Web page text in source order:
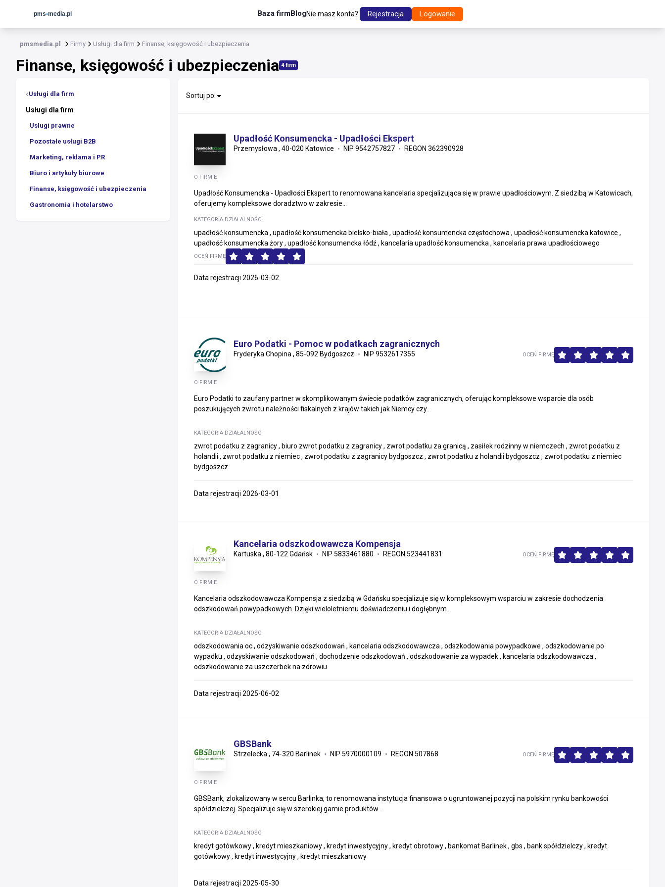
Baza firmBlogNie masz konta? Rejestracja Logowanie
pmsmedia.pl Firmy Usługi dla firm Finanse, księgowość i ubezpieczenia
Finanse, księgowość i ubezpieczenia 4 firm
Usługi dla firm
Usługi dla firm
Usługi prawne
Pozostałe usługi B2B
Marketing, reklama i PR
Biuro i artykuły biurowe
Finanse, księgowość i ubezpieczenia
Gastronomia i hotelarstwo
Sortuj po:
Upadłość Konsumencka - Upadłości Ekspert
Przemysłowa , 40-020 Katowice NIP 9542757827 REGON 362390928
O FIRMIE
Upadłość Konsumencka - Upadłości Ekspert to renomowana kancelaria specjalizująca się w prawie upadłościowym. Z siedzibą w Katowicach,
oferujemy kompleksowe doradztwo w zakresie...
KATEGORIA DZIAŁALNOŚCI
upadłość konsumencka , upadłość konsumencka bielsko-biała , upadłość konsumencka częstochowa , upadłość konsumencka katowice ,
upadłość konsumencka żory , upadłość konsumencka łódź , kancelaria upadłość konsumencka , kancelaria prawa upadłościowego
OCEŃ FIRMĘ
Data rejestracji 2026-03-02
Euro Podatki - Pomoc w podatkach zagranicznych
Fryderyka Chopina , 85-092 Bydgoszcz NIP 9532617355
O FIRMIE
Euro Podatki to zaufany partner w skomplikowanym świecie podatków zagranicznych, oferując kompleksowe wsparcie dla osób
poszukujących zwrotu należności fiskalnych z krajów takich jak Niemcy czy...
KATEGORIA DZIAŁALNOŚCI
zwrot podatku z zagranicy , biuro zwrot podatku z zagranicy , zwrot podatku za granicą , zasiłek rodzinny w niemczech , zwrot podatku z
holandii , zwrot podatku z niemiec , zwrot podatku z zagranicy bydgoszcz , zwrot podatku z holandii bydgoszcz , zwrot podatku z niemiec
bydgoszcz
OCEŃ FIRMĘ
Data rejestracji 2026-03-01
Kancelaria odszkodowawcza Kompensja
Kartuska , 80-122 Gdańsk NIP 5833461880 REGON 523441831
O FIRMIE
Kancelaria odszkodowawcza Kompensja z siedzibą w Gdańsku specjalizuje się w kompleksowym wsparciu w zakresie dochodzenia
odszkodowań powypadkowych. Dzięki wieloletniemu doświadczeniu i dogłębnym...
KATEGORIA DZIAŁALNOŚCI
odszkodowania oc , odzyskiwanie odszkodowań , kancelaria odszkodowawcza , odszkodowania powypadkowe , odszkodowanie po
wypadku , odzyskiwanie odszkodowań , dochodzenie odszkodowań , odszkodowanie za wypadek , kancelaria odszkodowawcza ,
odszkodowanie za uszczerbek na zdrowiu
OCEŃ FIRMĘ
Data rejestracji 2025-06-02
GBSBank
Strzelecka , 74-320 Barlinek NIP 5970000109 REGON 507868
O FIRMIE
GBSBank, zlokalizowany w sercu Barlinka, to renomowana instytucja finansowa o ugruntowanej pozycji na polskim rynku bankowości
spółdzielczej. Specjalizuje się w szerokiej gamie produktów...
KATEGORIA DZIAŁALNOŚCI
kredyt gotówkowy , kredyt mieszkaniowy , kredyt inwestycyjny , kredyt obrotowy , bankomat Barlinek , gbs , bank spółdzielczy , kredyt
gotówkowy , kredyt inwestycyjny , kredyt mieszkaniowy
OCEŃ FIRMĘ
Data rejestracji 2025-05-30